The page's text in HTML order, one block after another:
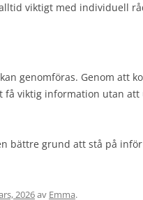
viktigt med individuell
genomföras. Genom att
få viktig information utan att
bättre grund att stå på
2026av Emma.